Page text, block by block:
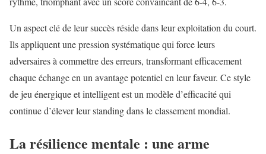
Un aspect clé de leur succès réside dans leur exploitation du court.
Ils appliquent une pression systématique qui force leurs
adversaires à commettre des erreurs, transformant efficacement
chaque échange en un avantage potentiel en leur faveur. Ce style
de jeu énergique et intelligent est un modèle d’efficacité qui
continue d’élever leur standing dans le classement mondial.
La résilience mentale : une arme